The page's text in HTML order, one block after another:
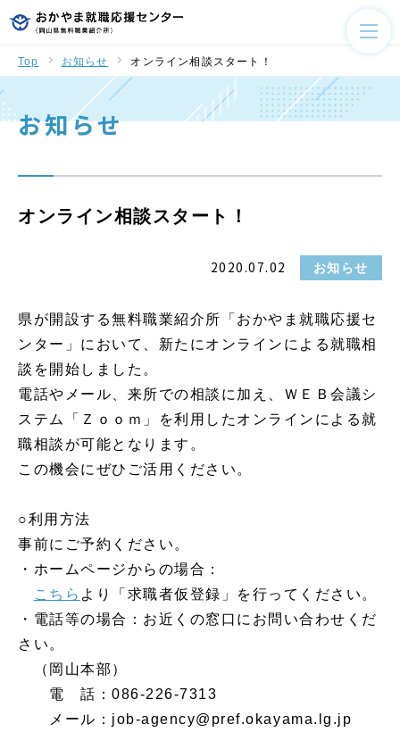
Top お知らせ オンライン相談スタート！
お知らせ
オンライン相談スタート！
2020.07.02 お知らせ
県が開設する無料職業紹介所「おかやま就職応援セ
ンター」において、新たにオンラインによる就職相
談を開始しました。
電話やメール、来所での相談に加え、ＷＥＢ会議シ
ステム「Ｚｏｏｍ」を利用したオンラインによる就
職相談が可能となります。
この機会にぜひご活用ください。
○利用方法
事前にご予約ください。
・ホームページからの場合：
こちら より「求職者仮登録」を行ってください。
・電話等の場合：お近くの窓口にお問い合わせくだ
さい。
（岡山本部）
電 話：086-226-7313
メール：job-agency@pref.okayama.lg.jp